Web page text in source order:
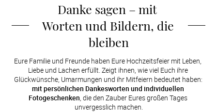
Danke sagen – mit
Worten und Bildern, die
bleiben
Eure Familie und Freunde haben Eure Hochzeitsfeier mit Leben,
Liebe und Lachen erfüllt. Zeigt ihnen, wie viel Euch ihre
mit persönlichen Dankesworten und individuellen
Fotogeschenken , die den Zauber Eures großen Tages
unvergesslich machen.